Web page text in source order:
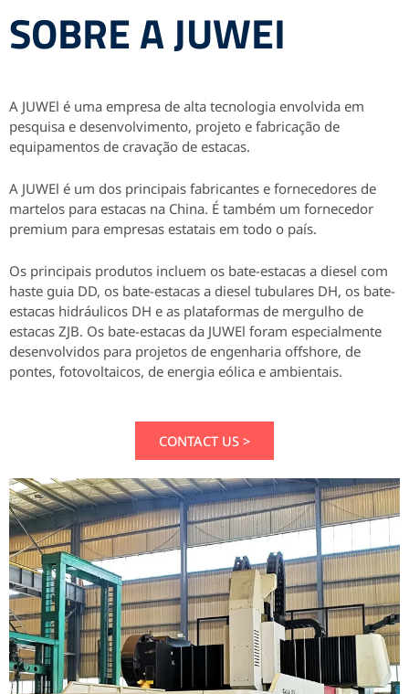
SOBRE A JUWEI
A JUWEl é uma empresa de alta tecnologia envolvida em
pesquisa e desenvolvimento, projeto e fabricação de
equipamentos de cravação de estacas.
A JUWEl é um dos principais fabricantes e fornecedores de
martelos para estacas na China. É também um fornecedor
premium para empresas estatais em todo o país.
Os principais produtos incluem os bate-estacas a diesel com
haste guia DD, os bate-estacas a diesel tubulares DH, os bate-
estacas hidráulicos DH e as plataformas de mergulho de
estacas ZJB. Os bate-estacas da JUWEl foram especialmente
desenvolvidos para projetos de engenharia offshore, de
pontes, fotovoltaicos, de energia eólica e ambientais.
CONTACT US >